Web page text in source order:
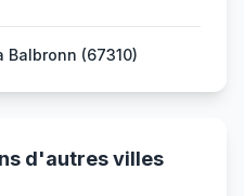
Balbronn (67310)
d'autres villes